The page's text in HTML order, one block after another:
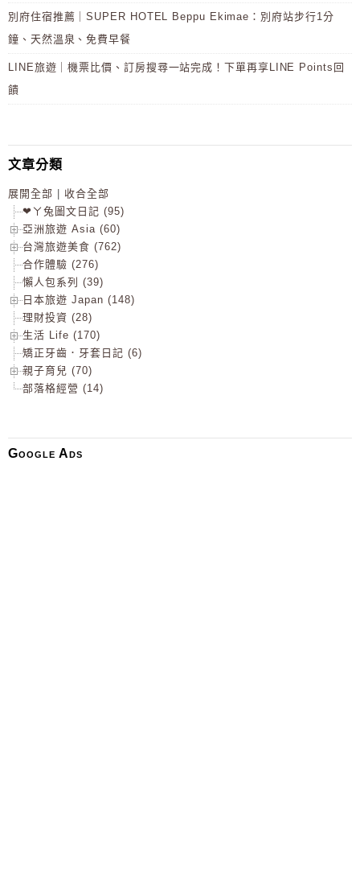
別府住宿推薦｜SUPER HOTEL Beppu Ekimae：別府站步行1分
鐘、天然溫泉、免費早餐
LINE旅遊｜機票比價、訂房搜尋一站完成！下單再享LINE Points回
饋
文章分類
展開全部
收合全部
❤ㄚ兔圖文日記 (95)
亞洲旅遊 Asia (60)
台灣旅遊美食 (762)
合作體驗 (276)
懶人包系列 (39)
日本旅遊 Japan (148)
理財投資 (28)
生活 Life (170)
矯正牙齒．牙套日記 (6)
親子育兒 (70)
部落格經營 (14)
Google Ads